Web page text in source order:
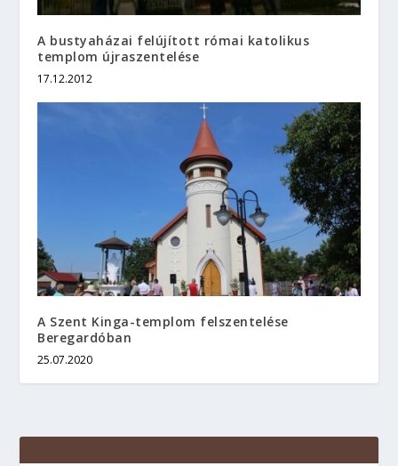
A bustyaházai felújított római katolikus
templom újraszentelése
17.12.2012
A Szent Kinga-templom felszentelése
Beregardóban
25.07.2020